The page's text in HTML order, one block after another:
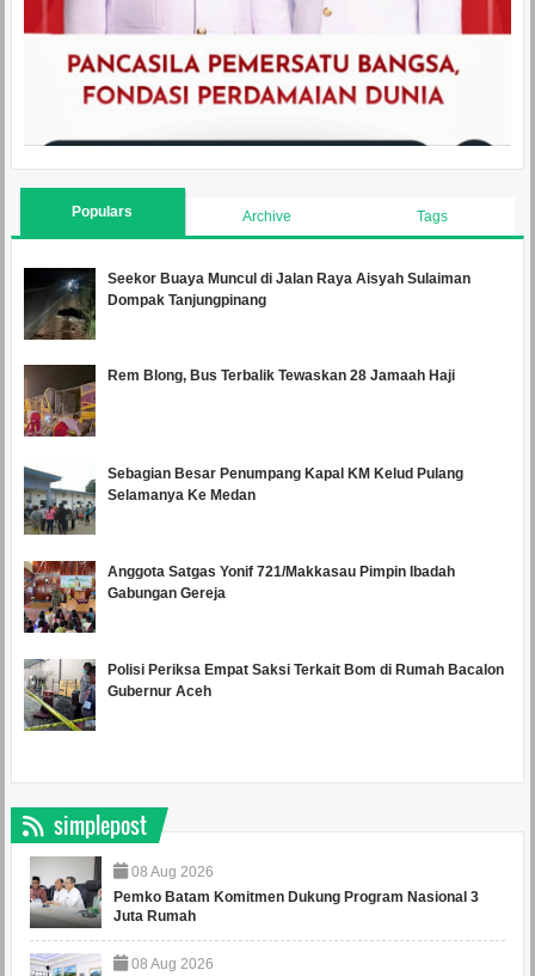
Populars Archive Tags
Seekor Buaya Muncul di Jalan Raya Aisyah Sulaiman
Dompak Tanjungpinang
Rem Blong, Bus Terbalik Tewaskan 28 Jamaah Haji
Sebagian Besar Penumpang Kapal KM Kelud Pulang
Selamanya Ke Medan
Anggota Satgas Yonif 721/Makkasau Pimpin Ibadah
Gabungan Gereja
Polisi Periksa Empat Saksi Terkait Bom di Rumah Bacalon
Gubernur Aceh
simplepost
08 Aug 2026
Pemko Batam Komitmen Dukung Program Nasional 3
Juta Rumah
08 Aug 2026